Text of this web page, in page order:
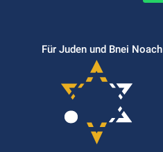
Für Juden und Bnei Noach